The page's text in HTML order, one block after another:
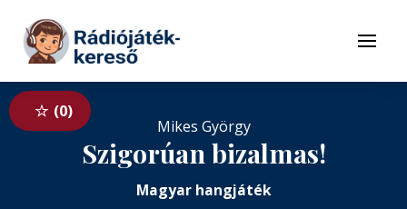
Tovább a tartalomhoz
Menü
0
Mikes György
Szigorúan bizalmas!
Magyar hangjáték